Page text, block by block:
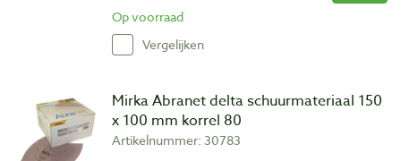
Op voorraad
Vergelijken
Mirka Abranet delta schuurmateriaal 150
x 100 mm korrel 80
Artikelnummer: 30783